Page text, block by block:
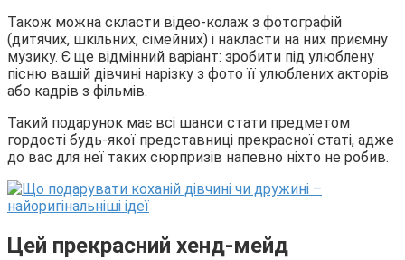
Також можна скласти відео-колаж з фотографій
(дитячих, шкільних, сімейних) і накласти на них приємну
музику. Є ще відмінний варіант: зробити під улюблену
пісню вашій дівчині нарізку з фото її улюблених акторів
або кадрів з фільмів.
Такий подарунок має всі шанси стати предметом
гордості будь-якої представниці прекрасної статі, адже
до вас для неї таких сюрпризів напевно ніхто не робив.
Цей прекрасний хенд-мейд